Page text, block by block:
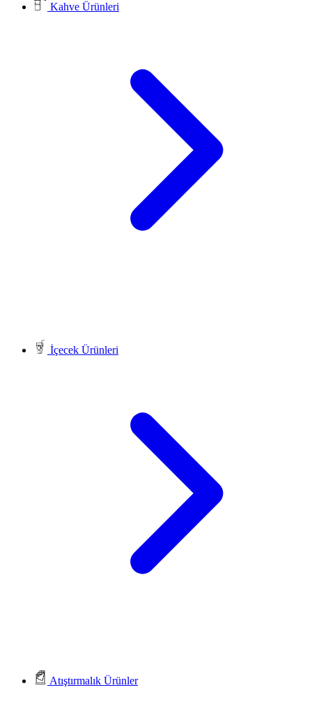
Kahve Ürünleri
İçecek Ürünleri
Atıştırmalık Ürünler